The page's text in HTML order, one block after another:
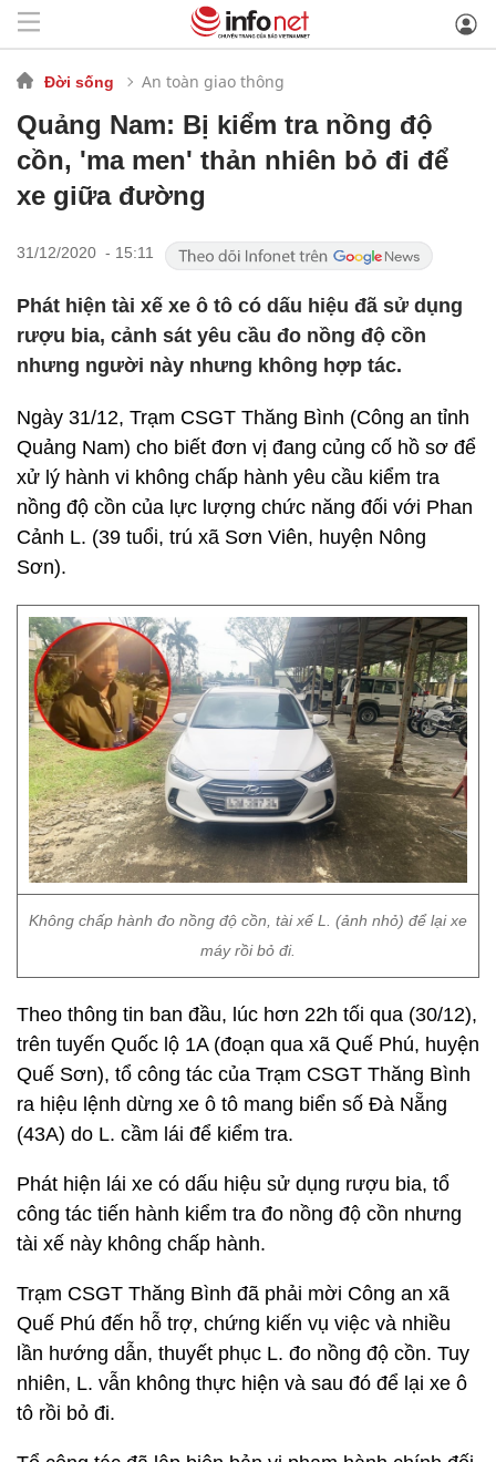
Đời sống An toàn giao thông
Quảng Nam: Bị kiểm tra nồng độ
cồn, 'ma men' thản nhiên bỏ đi để
xe giữa đường
31/12/2020 - 15:11
Phát hiện tài xế xe ô tô có dấu hiệu đã sử dụng
rượu bia, cảnh sát yêu cầu đo nồng độ cồn
nhưng người này nhưng không hợp tác.
Ngày 31/12, Trạm CSGT Thăng Bình (Công an tỉnh
Quảng Nam) cho biết đơn vị đang củng cố hồ sơ để
xử lý hành vi không chấp hành yêu cầu kiểm tra
nồng độ cồn của lực lượng chức năng đối với Phan
Cảnh L. (39 tuổi, trú xã Sơn Viên, huyện Nông
Sơn).
Không chấp hành đo nồng độ cồn, tài xế L. (ảnh nhỏ) để lại xe
máy rồi bỏ đi.
Theo thông tin ban đầu, lúc hơn 22h tối qua (30/12),
trên tuyến Quốc lộ 1A (đoạn qua xã Quế Phú, huyện
Quế Sơn), tổ công tác của Trạm CSGT Thăng Bình
ra hiệu lệnh dừng xe ô tô mang biển số Đà Nẵng
(43A) do L. cầm lái để kiểm tra.
Phát hiện lái xe có dấu hiệu sử dụng rượu bia, tổ
công tác tiến hành kiểm tra đo nồng độ cồn nhưng
tài xế này không chấp hành.
Trạm CSGT Thăng Bình đã phải mời Công an xã
Quế Phú đến hỗ trợ, chứng kiến vụ việc và nhiều
lần hướng dẫn, thuyết phục L. đo nồng độ cồn. Tuy
nhiên, L. vẫn không thực hiện và sau đó để lại xe ô
tô rồi bỏ đi.